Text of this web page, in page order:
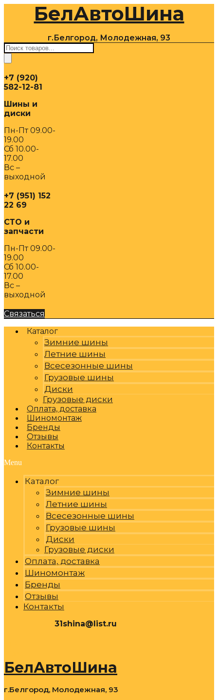
содержимомуБелАвтоШина
г.Белгород, Молодежная, 93
Поиск
товаров
+7 (920)
582-12-81
Шины и
диски
Пн-Пт 09.00-
19.00
Сб 10.00-
17.00
Вс –
выходной
+7 (951) 152
22 69
СТО и
запчасти
Пн-Пт 09.00-
19.00
Сб 10.00-
17.00
Вс –
выходной
Связаться
Каталог
Зимние шины
Летние шины
Всесезонные шины
Грузовые шины
Диски
Грузовые диски
Оплата, доставка
Шиномонтаж
Бренды
Отзывы
Контакты
Menu
Каталог
Зимние шины
Летние шины
Всесезонные шины
Грузовые шины
Диски
Грузовые диски
Оплата, доставка
Шиномонтаж
Бренды
Отзывы
Контакты
31shina@list.ru
БелАвтоШина
г.Белгород, Молодежная, 93